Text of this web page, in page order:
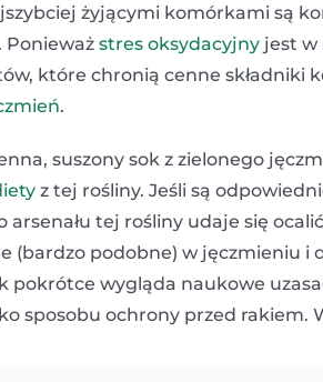
żyjącymi komórkami są
Ponieważ stres oksydacyjny jest w
które chronią cenne składniki
.
suszony sok z zielonego
z tej rośliny. Jeśli są
arsenału tej rośliny udaje się
(bardzo podobne) w jęczmieniu i
pokrótce wygląda naukowe
sposobu ochrony przed rakiem.